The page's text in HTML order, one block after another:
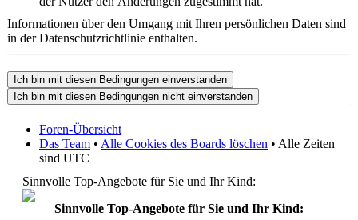
Informationen über den Umgang mit Ihren persönlichen Daten sind
in der Datenschutzrichtlinie enthalten.
Foren-Übersicht
Das Team • Alle Cookies des Boards löschen • Alle Zeiten
sind UTC
Sinnvolle Top-Angebote für Sie und Ihr Kind:
Sinnvolle Top-Angebote für Sie und Ihr Kind: